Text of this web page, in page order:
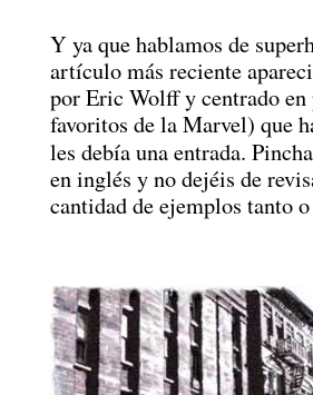
Y ya que hablamos de
artículo más reciente
por Eric Wolff y centrado en
favoritos de la Marvel) que
les debía una entrada.
en inglés y no dejéis de
cantidad de ejemplos tanto